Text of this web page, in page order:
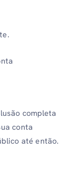
completa
conta
até então.